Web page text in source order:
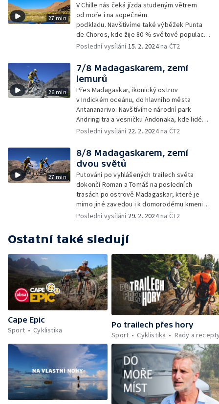
27 min
V Chille nás čeká jízda studeným větrem
od moře i na sopečném
podkladu. Navštívíme také výběžek Punta
de Choros, kde žije 80 % světové populace
Humboltových tučňáků.
Poslední vysílání15. 2. 2024na ČT2
26 min
7/8 Madagaskarem, zemí
lemurů
Přes Madagaskar, ikonický ostrov
v Indickém oceánu, do hlavního města
Antananarivo. Navštívíme národní park
Andringitra a vesničku Andonaka, kde lidé
naučili lemury jíst banány.
Poslední vysílání 22. 2. 2024na ČT2
27 min
8/8 Madagaskarem, zemí
dvou světů
Putování po vyhlášených trailech světa
dokončí Roman a Tomáš na posledních
trasách po ostrově Madagaskar, které je
mimo jiné zavedou i k domorodému kmeni
Bara.
Poslední vysílání 29. 2. 2024na ČT2
Ostatní také sledují
Cape Epic
Sport
Cyklistika
Po trailech přes hory
Sport
Cyklistika Rady a